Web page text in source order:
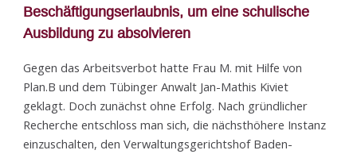
Beschäftigungserlaubnis, um eine schulische
Ausbildung zu absolvieren
Gegen das Arbeitsverbot hatte Frau M. mit Hilfe von
Plan.B und dem Tübinger Anwalt Jan-Mathis Kiviet
geklagt. Doch zunächst ohne Erfolg. Nach gründlicher
Recherche entschloss man sich, die nächsthöhere Instanz
einzuschalten, den Verwaltungsgerichtshof Baden-